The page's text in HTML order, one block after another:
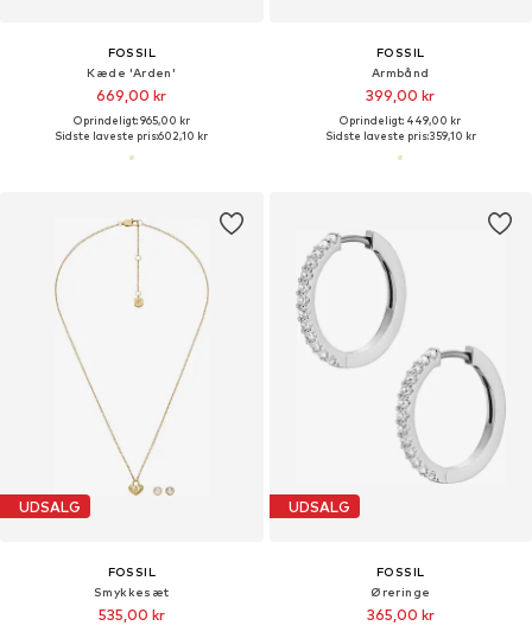
FOSSIL
Kæde 'Arden'
669,00 kr
Oprindeligt: 965,00 kr
Sidste laveste pris:602,10 kr
FOSSIL
Armbånd
399,00 kr
Oprindeligt: 449,00 kr
Sidste laveste pris:359,10 kr
UDSALG
FOSSIL
Smykkesæt
535,00 kr
UDSALG
FOSSIL
Øreringe
365,00 kr